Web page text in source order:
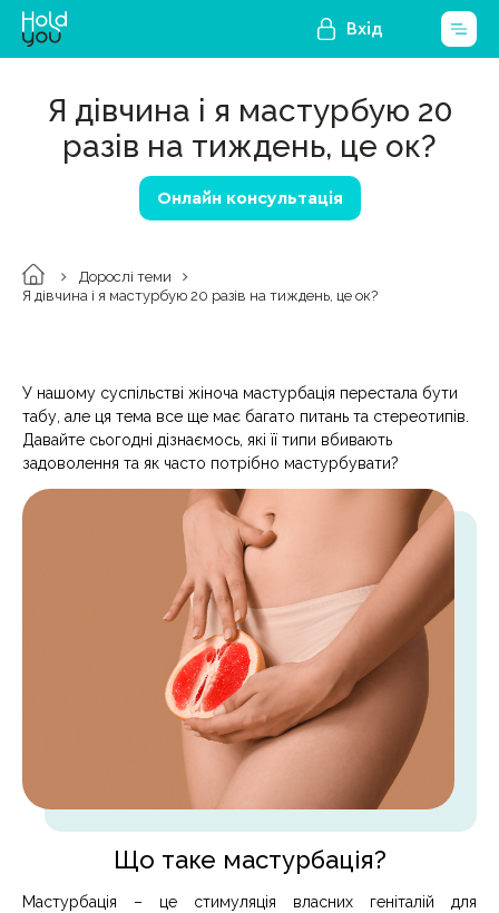
Вхід
Я дівчина і я мастурбую 20
разів на тиждень, це ок?
Онлайн консультація
Дорослі теми
Я дівчина і я мастурбую 20 разів на тиждень, це ок?
У нашому суспільстві жіноча мастурбація перестала бути
табу, але ця тема все ще має багато питань та стереотипів.
Давайте сьогодні дізнаємось, які її типи вбивають
задоволення та як часто потрібно мастурбувати?
Що таке мастурбація?
Мастурбація – це стимуляція власних геніталій для